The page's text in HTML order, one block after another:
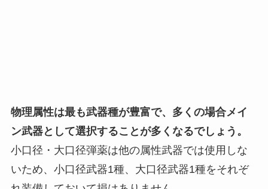
物理属性は最も武器種が豊富で、多くの場合メイ
ン武器として選択することが多くなるでしょう。
小口径・大口径弾薬は他の属性武器では使用しな
いため、 小口径武器1種、大口径武器1種をそれぞ